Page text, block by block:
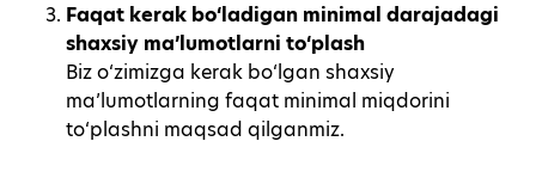
Faqat kerak bo‘ladigan minimal darajadagi
shaxsiy ma’lumotlarni to‘plash
Biz o‘zimizga kerak bo‘lgan shaxsiy
ma’lumotlarning faqat minimal miqdorini
to‘plashni maqsad qilganmiz.